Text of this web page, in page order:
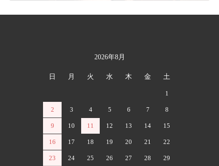
2026年8月
日 月 火 水 木 金 土
1
2 3 4 5 6 7 8
9 10 11 12 13 14 15
16 17 18 19 20 21 22
23 24 25 26 27 28 29